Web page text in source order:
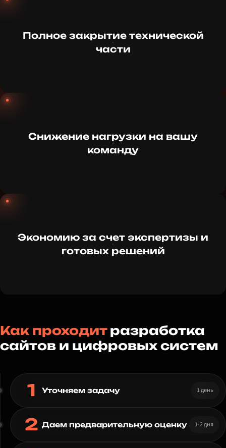
Полное закрытие технической
части
Снижение нагрузки на вашу
команду
Экономию за счет экспертизы и
готовых решений
Как проходитразработка
сайтов и цифровых систем
1 Уточняем задачу 1 день
2 Даем предварительную оценку 1-2 дня